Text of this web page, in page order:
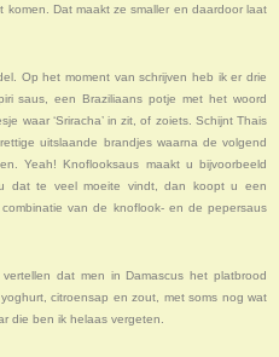
komen. Dat maakt ze smaller en daardoor laat
Op het moment van schrijven heb ik er drie
saus, een Braziliaans potje met het woord
waar ‘Sriracha’ in zit, of zoiets. Schijnt Thais
uitslaande brandjes waarna de volgend
Yeah! Knoflooksaus maakt u bijvoorbeeld
dat te veel moeite vindt, dan koopt u een
van de knoflook- en de pepersaus
dat men in Damascus het platbrood
citroensap en zout, met soms nog wat
die ben ik helaas vergeten.